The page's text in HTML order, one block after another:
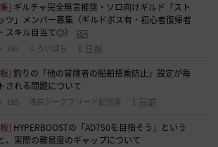
] ギルチャ完全無言推奨・ソロ向けギルド「スト
ツ」メンバー募集（ギルドボス有・初心者復帰者
スキル目当て◎）
186 くろいばら 1 日前
]釣りの「他の冒険者の船舶搭乗防止」設定が毎
される問題について
185 浅井ジークフリード配信者 1 日前
] HYPERBOOSTの「AD750を目指そう」という
、実際の難易度のギャップについて